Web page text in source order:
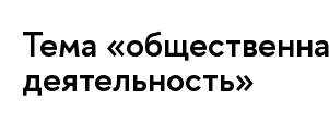
Тема
деятельность»